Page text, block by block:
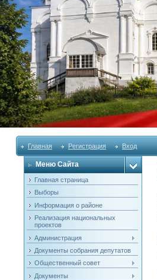
Главная Регистрация Вход
Меню Сайта
Главная страница
Выборы
Информация о районе
Реализация национальных
проектов
Администрация
Документы собрания депутатов
Общественный совет
Документы